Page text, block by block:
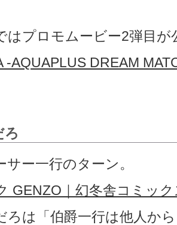
プロモムービー2弾目が
-AQUAPLUS DREAM
ろ
ー一行のターン。
GENZO｜幻冬舎コミッ
は「伯爵一行は他人か